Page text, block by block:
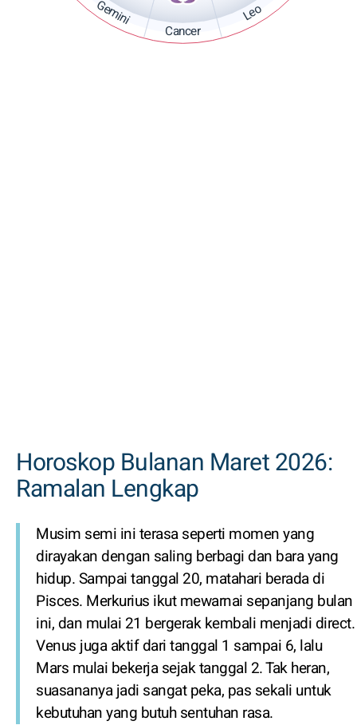
Horoskop Bulanan Maret 2026:
Ramalan Lengkap
Musim semi ini terasa seperti momen yang
dirayakan dengan saling berbagi dan bara yang
hidup. Sampai tanggal 20, matahari berada di
Pisces. Merkurius ikut mewarnai sepanjang bulan
ini, dan mulai 21 bergerak kembali menjadi direct.
Venus juga aktif dari tanggal 1 sampai 6, lalu
Mars mulai bekerja sejak tanggal 2. Tak heran,
suasananya jadi sangat peka, pas sekali untuk
kebutuhan yang butuh sentuhan rasa.
Gemini
Cancer
Leo